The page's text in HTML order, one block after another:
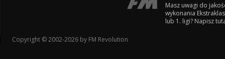
Masz uwagi do
wykonania
lub 1. ligi? Napisz
Copyright © 2002-2026 by FM Revolution